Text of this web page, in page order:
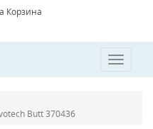
Корзина
Toggle
Butt 370436